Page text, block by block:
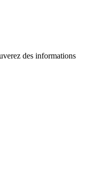
des informations